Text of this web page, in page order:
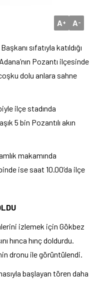
A+ A-
sıfatıyla katıldığı
Pozantı ilçesinde
dolu anlara sahne
ilçe stadında
5 bin Pozantılı akın
makamında
ise saat 10.00’da ilçe
izlemek için Gökbez
hınca hınç doldurdu.
dronu ile görüntülendi.
başlayan tören daha